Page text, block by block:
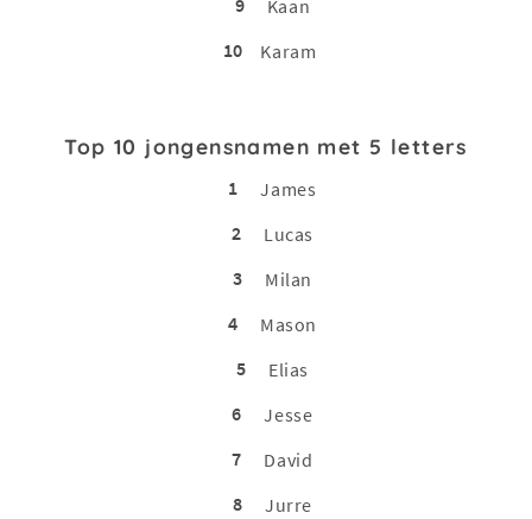
9
Kaan
10
Karam
Top 10 jongensnamen met 5 letters
1
James
2
Lucas
3
Milan
4
Mason
5
Elias
6
Jesse
7
David
8
Jurre